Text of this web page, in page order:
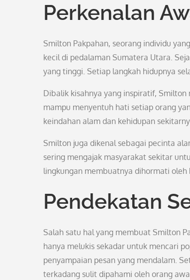
Perkenalan
Smilton Pakpahan, seorang individu
kecil di pedalaman Sumatera Utara.
yang tinggi. Setiap langkah hidupnya
Dibalik kisahnya yang inspiratif,
mampu menyentuh hati setiap orang
keindahan alam dan kehidupan
Smilton juga dikenal sebagai pecinta
sering mengajak masyarakat sekitar
lingkungan membuatnya dihormati oleh
Pendekatan
Salah satu hal yang membuat Smilton
hanya melukis sekadar untuk mencari
penyampaian pesan yang mendalam.
terkadang sulit dipahami oleh orang